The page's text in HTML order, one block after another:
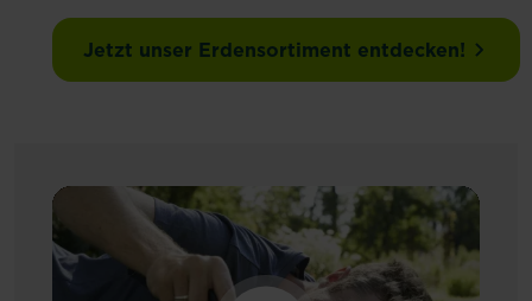
Jetzt unser Erdensortiment entdecken!